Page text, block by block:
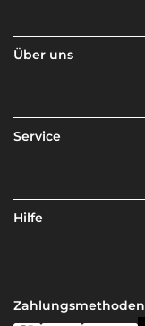
Über uns
Service
Hilfe
Zahlungsmethoden